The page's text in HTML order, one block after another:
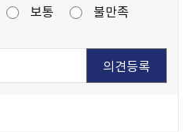
보통
불만족